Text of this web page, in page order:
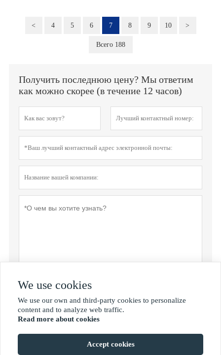
< 4 5 6 7 8 9 10 >
Всего 188
Получить последнюю цену? Мы ответим
как можно скорее (в течение 12 часов)
We use cookies
We use our own and third-party cookies to personalize
content and to analyze web traffic.
Read more about cookies
Accept cookies